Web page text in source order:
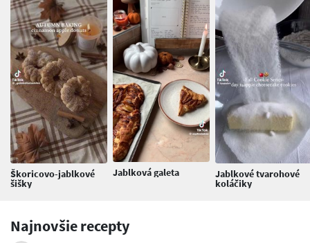
Škoricovo-jablkové
šišky
Jablková galeta Jablkové tvarohové
koláčiky
Najnovšie recepty